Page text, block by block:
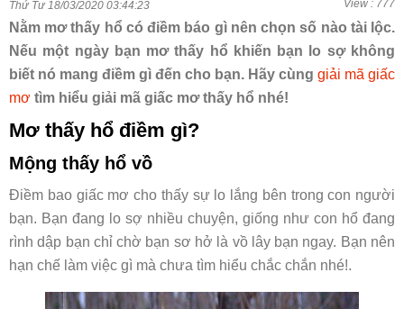
Thứ Tư 18/03/2020 03:44:23 View : 777
Nằm mơ thấy hổ có điềm báo gì nên chọn số nào tài lộc.
Nếu một ngày bạn mơ thấy hổ khiến bạn lo sợ không
biết nó mang điềm gì đến cho bạn. Hãy cùng giải mã giấc
mơ tìm hiểu giải mã giấc mơ thấy hổ nhé!
Mơ thấy hổ điềm gì?
Mộng thấy hổ vồ
Điềm bao giấc mơ cho thấy sự lo lắng bên trong con người
bạn. Bạn đang lo sợ nhiều chuyện, giống như con hổ đang
rình dập bạn chỉ chờ bạn sơ hở là vồ lây bạn ngay. Bạn nên
hạn chế làm việc gì mà chưa tìm hiểu chắc chắn nhé!.